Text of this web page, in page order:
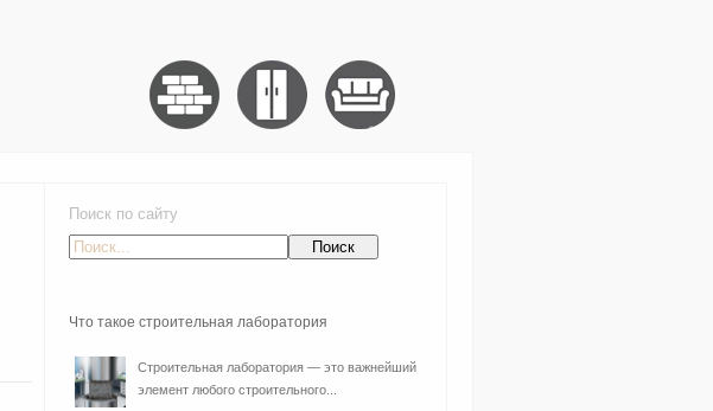
Поиск по сайту
Что такое строительная лаборатория
Строительная лаборатория — это важнейший
элемент любого строительного...